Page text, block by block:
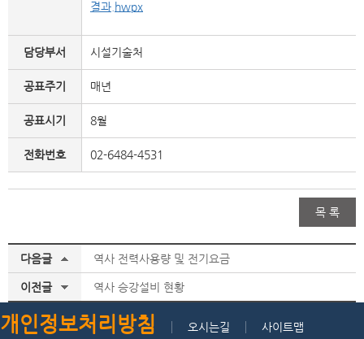
결과.hwpx
담당부서 시설기술처
공표주기 매년
공표시기 8월
전화번호 02-6484-4531
목 록
다음글 역사 전력사용량 및 전기요금
이전글 역사 승강설비 현황
개인정보처리방침 오시는길 사이트맵